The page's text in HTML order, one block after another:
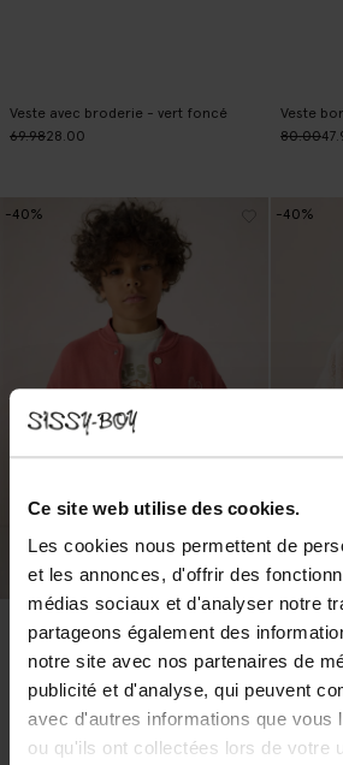
Ce site web utilise des cookies.
Les cookies nous permettent de
et les annonces, d'offrir des
médias sociaux et d'analyser notre
partageons également des
notre site avec nos partenaires de
publicité et d'analyse, qui peuvent
avec d'autres informations que vous
ou qu'ils ont collectées lors de votre
Veste avec broderie - vert foncé
69.9828.00
Veste
80.00
-40% -40%